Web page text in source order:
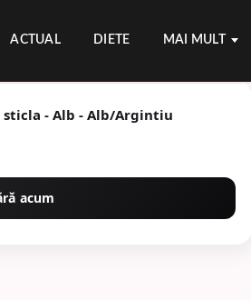
ACTUAL DIETE MAI MULT
- Alb - Alb/Argintiu
acum